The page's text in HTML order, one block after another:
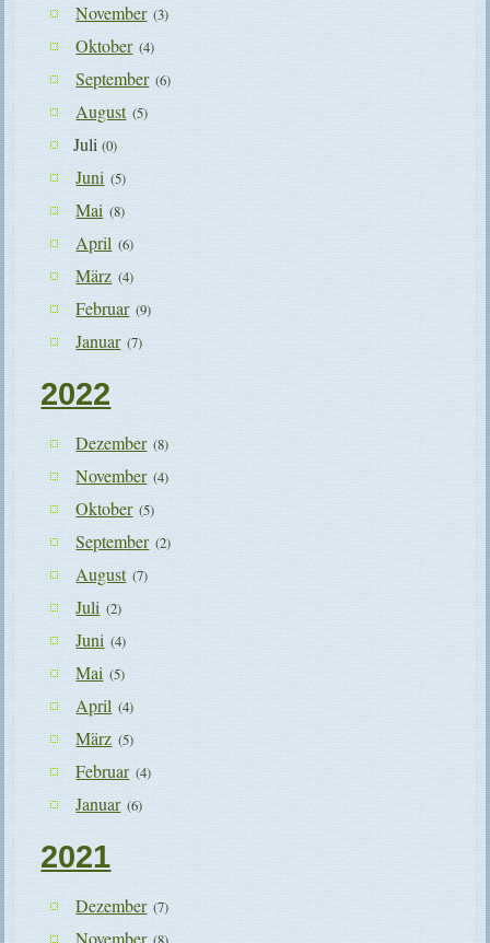
November (3)
Oktober (4)
September (6)
August (5)
Juli(0)
Juni (5)
Mai (8)
April (6)
März (4)
Februar (9)
Januar (7)
2022
Dezember (8)
November (4)
Oktober (5)
September (2)
August (7)
Juli (2)
Juni (4)
Mai (5)
April (4)
März (5)
Februar (4)
Januar (6)
2021
Dezember (7)
November